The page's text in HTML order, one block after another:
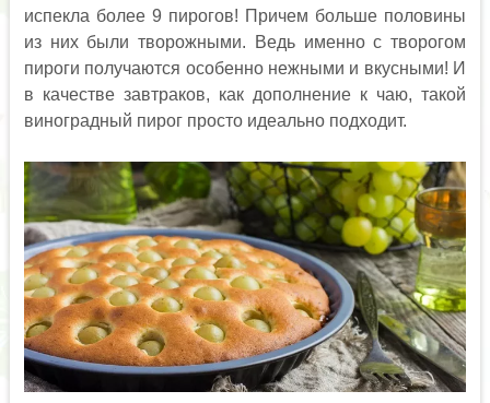
испекла более 9 пирогов! Причем больше половины
из них были творожными. Ведь именно с творогом
пироги получаются особенно нежными и вкусными! И
в качестве завтраков, как дополнение к чаю, такой
виноградный пирог просто идеально подходит.